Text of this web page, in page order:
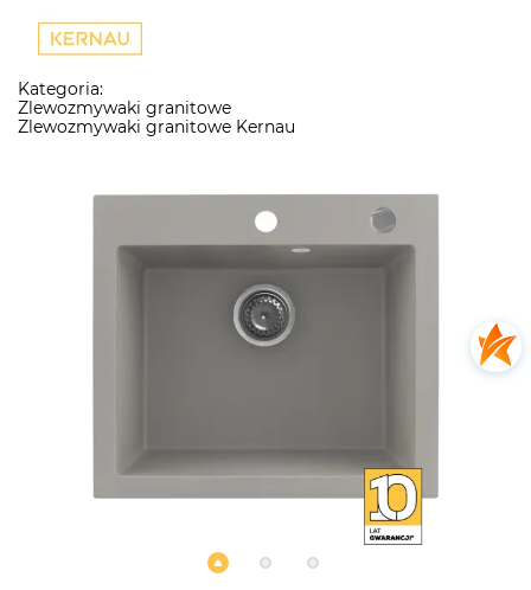
Kategoria:
Zlewozmywaki granitowe
Zlewozmywaki granitowe Kernau